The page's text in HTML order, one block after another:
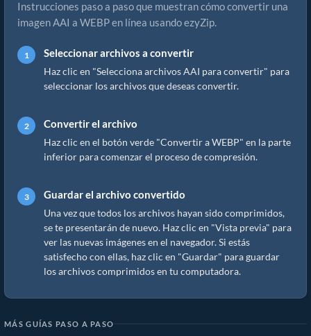
Instrucciones paso a paso que muestran cómo convertir una
imagen AAI a WEBP en línea usando ezyZip.
Seleccionar archivos a convertir
Haz clic en "Selecciona archivos AAI para convertir" para
seleccionar los archivos que deseas convertir.
Convertir el archivo
Haz clic en el botón verde "Convertir a WEBP" en la parte
inferior para comenzar el proceso de compresión.
Guardar el archivo convertido
Una vez que todos los archivos hayan sido comprimidos,
se te presentarán de nuevo. Haz clic en "Vista previa" para
ver las nuevas imágenes en el navegador. Si estás
satisfecho con ellas, haz clic en "Guardar" para guardar
los archivos comprimidos en tu computadora.
MÁS GUÍAS PASO A PASO